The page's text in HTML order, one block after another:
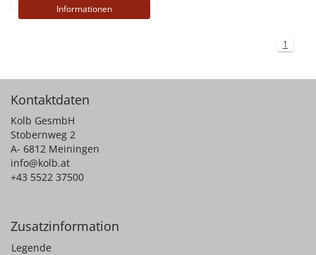
Informationen
1
Kontaktdaten
Kolb GesmbH
Stobernweg 2
A- 6812 Meiningen
info@kolb.at
+43 5522 37500
Zusatzinformation
Legende